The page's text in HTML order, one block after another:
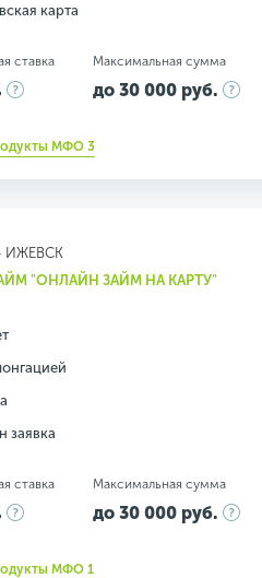
карта
ставка Максимальная сумма
до 30 000 руб.
МФО 3
ИЖЕВСК
"ОНЛАЙН ЗАЙМ НА КАРТУ"
заявка
ставка Максимальная сумма
до 30 000 руб.
МФО 1